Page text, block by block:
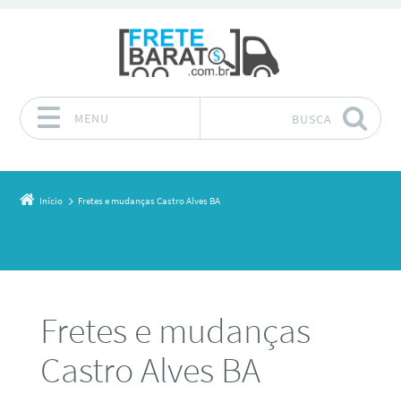
MENU BUSCA
Início Fretes e mudanças Castro Alves BA
Fretes e mudanças
Castro Alves BA